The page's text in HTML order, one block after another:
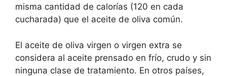
misma cantidad de calorías (120 en cada
cucharada) que el aceite de oliva común.
El aceite de oliva virgen o virgen extra se
considera al aceite prensado en frío, crudo y sin
ninguna clase de tratamiento. En otros países,